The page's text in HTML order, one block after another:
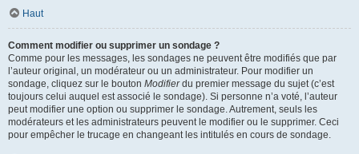
Haut
Comment modifier ou supprimer un sondage ?
Comme pour les messages, les sondages ne peuvent être modifiés que par
l’auteur original, un modérateur ou un administrateur. Pour modifier un
sondage, cliquez sur le bouton Modifierdu premier message du sujet (c’est
toujours celui auquel est associé le sondage). Si personne n’a voté, l’auteur
peut modifier une option ou supprimer le sondage. Autrement, seuls les
modérateurs et les administrateurs peuvent le modifier ou le supprimer. Ceci
pour empêcher le trucage en changeant les intitulés en cours de sondage.